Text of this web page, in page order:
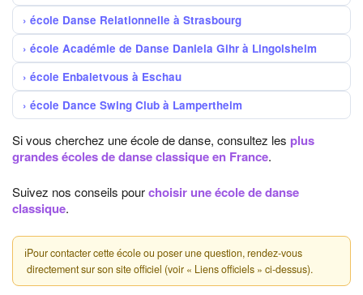
école Danse Relationnelle à Strasbourg
école Académie de Danse Daniela Gihr à Lingolsheim
école Enbaletvous à Eschau
école Dance Swing Club à Lampertheim
Si vous cherchez une école de danse, consultez les plus
grandes écoles de danse classique en France.
Suivez nos conseils pourchoisir une école de danse
classique.
ℹPour contacter cette école ou poser une question, rendez-vous
directement sur son site officiel (voir « Liens officiels » ci-dessus).